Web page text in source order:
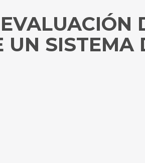
UN SISTEMA